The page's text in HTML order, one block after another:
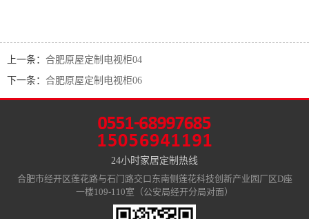
上一条： 合肥原屋定制电视柜04
下一条： 合肥原屋定制电视柜06
24小时家居定制热线
合肥市经开区莲花路与石门路交口东南侧莲花科技创新产业园厂区D座
一楼109-110室（公安局经开分局对面）